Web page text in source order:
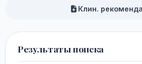
Клин.
Результаты поиска